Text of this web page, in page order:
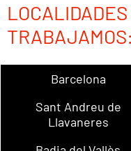
TRABAJAMOS:
Barcelona
Sant Andreu de
Llavaneres